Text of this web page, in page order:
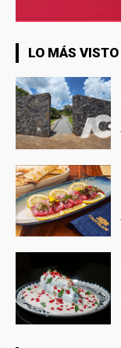
LO MÁS VISTO